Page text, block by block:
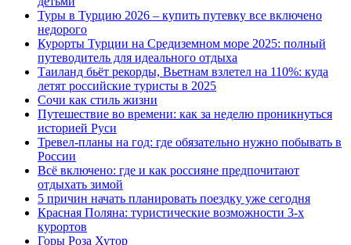
Туры в Турцию 2026 – купить путевку все включено
недорого
Курорты Турции на Средиземном море 2025: полный
путеводитель для идеального отдыха
Таиланд бьёт рекорды, Вьетнам взлетел на 110%: куда
летят российские туристы в 2025
Сочи как стиль жизни
Путешествие во времени: как за неделю проникнуться
историей Руси
Тревел-планы на год: где обязательно нужно побывать в
России
Всё включено: где и как россияне предпочитают
отдыхать зимой
5 причин начать планировать поездку уже сегодня
Красная Поляна: туристические возможности 3-х
курортов
Горы Роза Хутор